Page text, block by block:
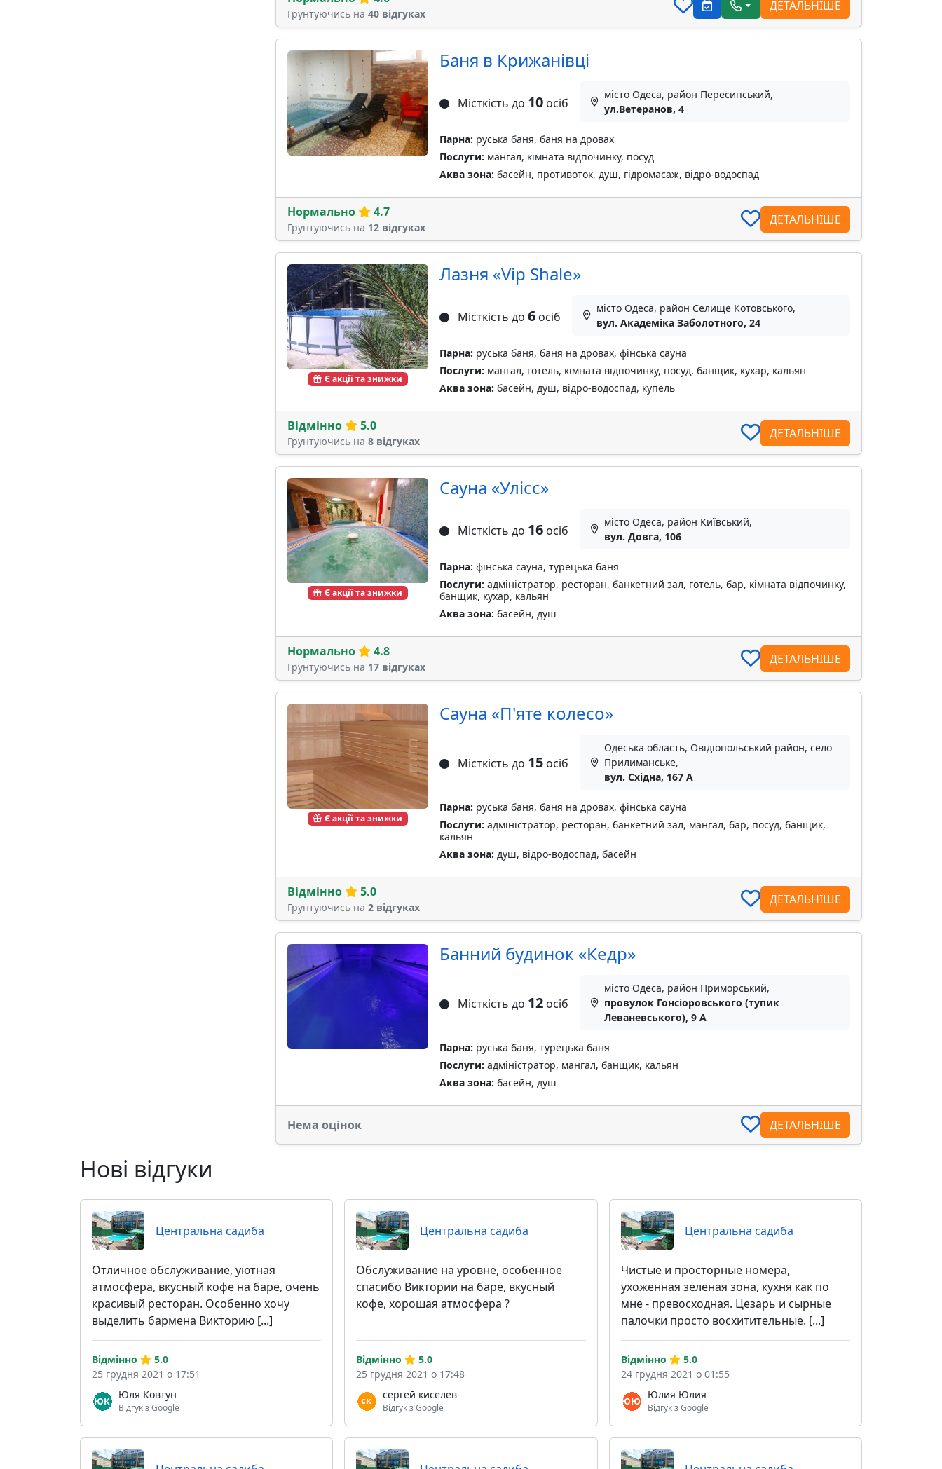
Грунтуючись на 40 відгуках
ДЕТАЛЬНІШЕ
Баня в Крижанівці
Місткість до 10осіб
місто Одеса, район Пересипський,
ул.Ветеранов, 4
Парна: руська баня, баня на дровах
Послуги: мангал, кімната відпочинку, посуд
Аква зона: басейн, противоток, душ, гідромасаж, відро-водоспад
Нормально 4.7
Грунтуючись на 12 відгуках
ДЕТАЛЬНІШЕ
Є акції та знижки
Лазня «Vip Shale»
Місткість до 6осіб
місто Одеса, район Селище Котовського,
вул. Академіка Заболотного, 24
Парна: руська баня, баня на дровах, фінська сауна
Послуги: мангал, готель, кімната відпочинку, посуд, банщик, кухар, кальян
Аква зона: басейн, душ, відро-водоспад, купель
Відмінно 5.0
Грунтуючись на 8 відгуках
ДЕТАЛЬНІШЕ
Є акції та знижки
Сауна «Улісс»
Місткість до 16осіб
місто Одеса, район Київський,
вул. Довга, 106
Парна: фінська сауна, турецька баня
Послуги: адміністратор, ресторан, банкетний зал, готель, бар, кімната відпочинку,
банщик, кухар, кальян
Аква зона: басейн, душ
Нормально 4.8
Грунтуючись на 17 відгуках
ДЕТАЛЬНІШЕ
Є акції та знижки
Сауна «П'яте колесо»
Місткість до 15осіб
Одеська область, Овідіопольський район, село
Прилиманське,
вул. Східна, 167 А
Парна: руська баня, баня на дровах, фінська сауна
Послуги: адміністратор, ресторан, банкетний зал, мангал, бар, посуд, банщик,
кальян
Аква зона: душ, відро-водоспад, басейн
Відмінно 5.0
Грунтуючись на 2 відгуках
ДЕТАЛЬНІШЕ
Банний будинок «Кедр»
Місткість до 12осіб
місто Одеса, район Приморський,
провулок Гонсіоровського (тупик
Леваневського), 9 А
Парна: руська баня, турецька баня
Послуги: адміністратор, мангал, банщик, кальян
Аква зона: басейн, душ
Нема оцінок ДЕТАЛЬНІШЕ
Нові відгуки
Центральна садиба
Отличное обслуживание, уютная
атмосфера, вкусный кофе на баре, очень
красивый ресторан. Особенно хочу
выделить бармена Викторию [...]
Юля Ковтун
Відгук з Google
Відмінно
5.0
25 грудня 2021 о 17:51
Центральна садиба
Обслуживание на уровне, особенное
спасибо Виктории на баре, вкусный
кофе, хорошая атмосфера ?
сергей киселев
Відгук з Google
Відмінно
5.0
25 грудня 2021 о 17:48
Центральна садиба
Чистые и просторные номера,
ухоженная зелёная зона, кухня как по
мне - превосходная. Цезарь и сырные
палочки просто восхитительные. [...]
Юлия Юлия
Відгук з Google
Відмінно
5.0
24 грудня 2021 о 01:55